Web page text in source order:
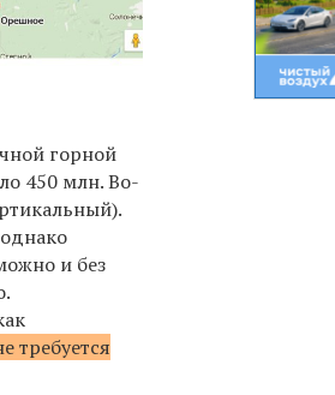
горной
450 млн. Во-
и без
требуется